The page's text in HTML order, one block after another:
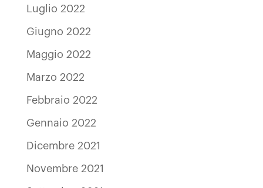
Luglio 2022
Giugno 2022
Maggio 2022
Marzo 2022
Febbraio 2022
Gennaio 2022
Dicembre 2021
Novembre 2021